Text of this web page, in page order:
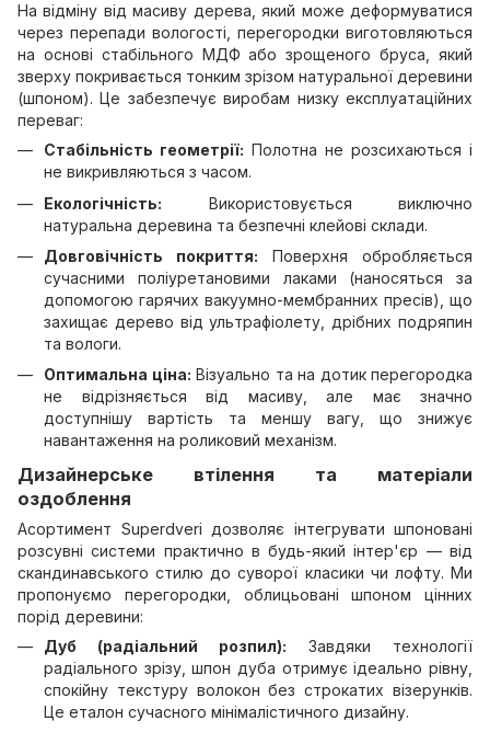
На відміну від масиву дерева, який може деформуватися
через перепади вологості, перегородки виготовляються
на основі стабільного МДФ або зрощеного бруса, який
зверху покривається тонким зрізом натуральної деревини
(шпоном). Це забезпечує виробам низку експлуатаційних
переваг:
Стабільність геометрії: Полотна не розсихаються і
не викривляються з часом.
Екологічність: Використовується виключно
натуральна деревина та безпечні клейові склади.
Довговічність покриття: Поверхня обробляється
сучасними поліуретановими лаками (наносяться за
допомогою гарячих вакуумно-мембранних пресів), що
захищає дерево від ультрафіолету, дрібних подряпин
та вологи.
Оптимальна ціна: Візуально та на дотик перегородка
не відрізняється від масиву, але має значно
доступнішу вартість та меншу вагу, що знижує
навантаження на роликовий механізм.
Дизайнерське втілення та матеріали
оздоблення
Асортимент Superdveri дозволяє інтегрувати шпоновані
розсувні системи практично в будь-який інтер'єр — від
скандинавського стилю до суворої класики чи лофту. Ми
пропонуємо перегородки, облицьовані шпоном цінних
порід деревини:
Дуб (радіальний розпил): Завдяки технології
радіального зрізу, шпон дуба отримує ідеально рівну,
спокійну текстуру волокон без строкатих візерунків.
Це еталон сучасного мінімалістичного дизайну.